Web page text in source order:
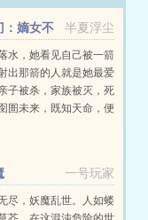
半夏浮尘
：嫡女不
水，她看见自己被一箭
出那箭的人就是她最爱
子被杀，家族被灭，死
圄未来，既知天命，便
一号玩家
尽，妖魔乱世。人如蝼